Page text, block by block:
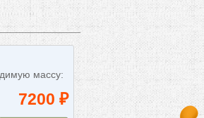
массу:
7200 ₽